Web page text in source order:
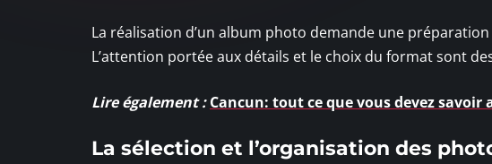
La réalisation d’un album photo demande une
L’attention portée aux détails et le choix du format sont
Lire également : Cancun: tout ce que vous devez
La sélection et l’organisation des